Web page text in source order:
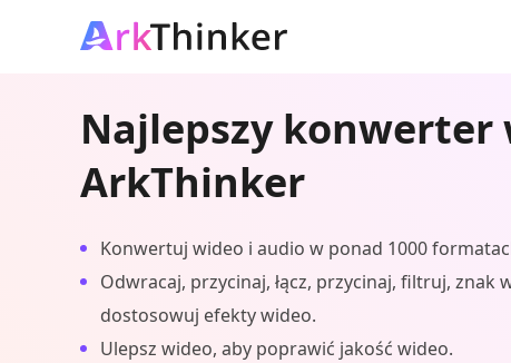
Najlepszy konwerter
ArkThinker
Konwertuj wideo i audio w ponad 1000
Odwracaj, przycinaj, łącz, przycinaj, filtruj, znak
dostosowuj efekty wideo.
Ulepsz wideo, aby poprawić jakość wideo.